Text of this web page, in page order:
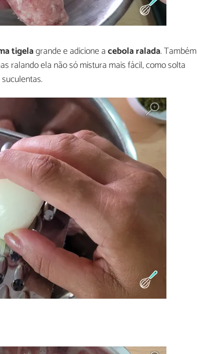
tigelagrande e adicione acebola ralada. Também
ralando ela não só mistura mais fácil, como solta